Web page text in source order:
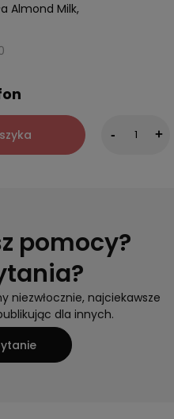
Almond Milk,
- +
pomocy?
niezwłocznie, najciekawsze
dla innych.